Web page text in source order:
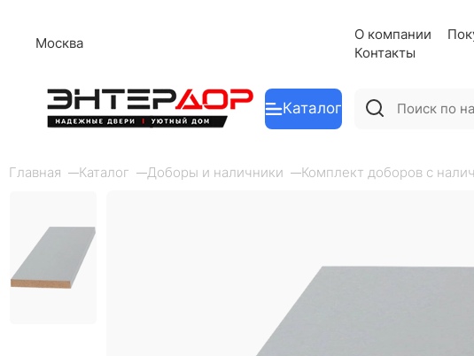
Москва
О компании
Контакты
Каталог
Главная Каталог Доборы и наличники Комплект доборов с